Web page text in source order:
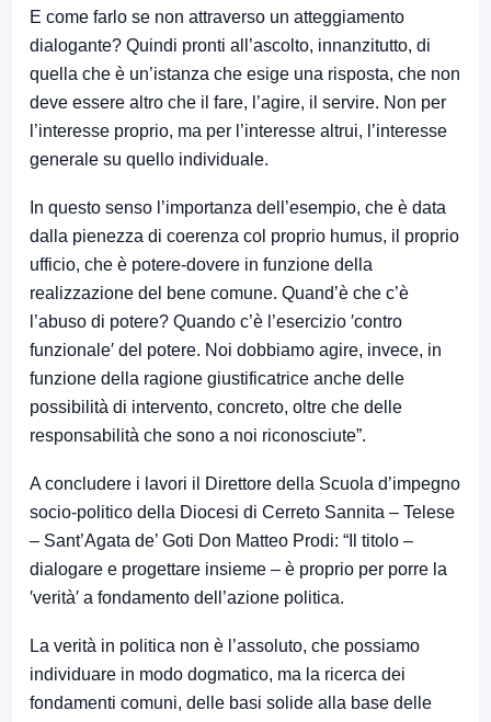
E come farlo se non attraverso un atteggiamento
dialogante? Quindi pronti all’ascolto, innanzitutto, di
quella che è un’istanza che esige una risposta, che non
deve essere altro che il fare, l’agire, il servire. Non per
l’interesse proprio, ma per l’interesse altrui, l’interesse
generale su quello individuale.
In questo senso l’importanza dell’esempio, che è data
dalla pienezza di coerenza col proprio humus, il proprio
ufficio, che è potere-dovere in funzione della
realizzazione del bene comune. Quand’è che c’è
l’abuso di potere? Quando c’è l’esercizio ′contro
funzionale′ del potere. Noi dobbiamo agire, invece, in
funzione della ragione giustificatrice anche delle
possibilità di intervento, concreto, oltre che delle
responsabilità che sono a noi riconosciute”.
A concludere i lavori il Direttore della Scuola d’impegno
socio-politico della Diocesi di Cerreto Sannita – Telese
– Sant’Agata de’ Goti Don Matteo Prodi: “Il titolo –
dialogare e progettare insieme – è proprio per porre la
′verità′ a fondamento dell’azione politica.
La verità in politica non è l’assoluto, che possiamo
individuare in modo dogmatico, ma la ricerca dei
fondamenti comuni, delle basi solide alla base delle